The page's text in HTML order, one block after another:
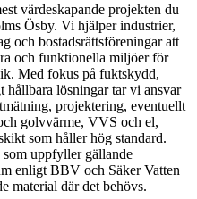
värdeskapande projekten du
Ösby. Vi hjälper industrier,
och bostadsrättsföreningar att
och funktionella miljöer för
Med fokus på fuktskydd,
lösningar tar vi ansvar
projektering, eventuellt
golvvärme, VVS och el,
som håller hög standard.
som uppfyller gällande
enligt BBV och Säker Vatten
material där det behövs.